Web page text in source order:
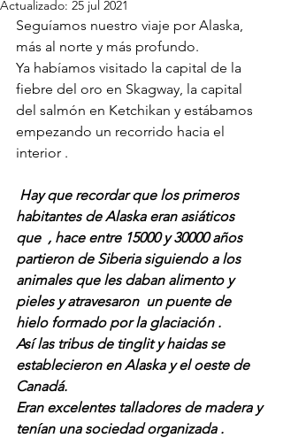
Actualizado: 25 jul 2021
Seguíamos nuestro viaje por Alaska,
más al norte y más profundo.
Ya habíamos visitado la capital de la
fiebre del oro en Skagway, la capital
del salmón en Ketchikan y estábamos
empezando un recorrido hacia el
interior .
habitantes de Alaska eran asiáticos
que  , hace entre 15000 y 30000 años
partieron de Siberia siguiendo a los
animales que les daban alimento y
pieles y atravesaron  un puente de
hielo formado por la glaciación .
Así las tribus de tinglit y haidas se
establecieron en Alaska y el oeste de
Canadá.
Eran excelentes talladores de madera y
tenían una sociedad organizada .